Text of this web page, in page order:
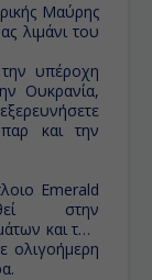
Μαύρης
λιμάνι του
υπέροχη
Ουκρανία,
και την
Emerald
στην
και των
ολιγοήμερη